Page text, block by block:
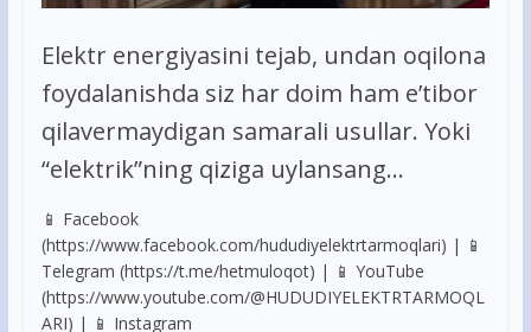
Elektr energiyasini tejab, undan oqilona
foydalanishda siz har doim ham e’tibor
qilavermaydigan samarali usullar. Yoki
“elektrik”ning qiziga uylansang…
📱 Facebook
(https://www.facebook.com/hududiyelektrtarmoqlari) | 📱
Telegram (https://t.me/hetmuloqot) | 📱 YouTube
(https://www.youtube.com/@HUDUDIYELEKTRTARMOQL
ARI) | 📱 Instagram